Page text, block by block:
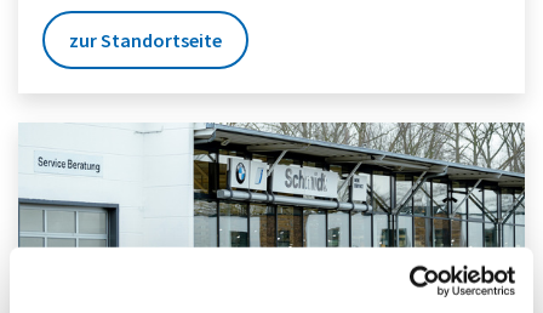
zur Standortseite